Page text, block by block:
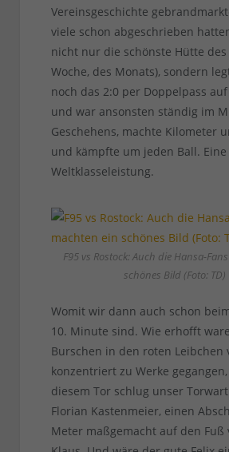
Vereinsgeschichte
viele schon abgeschrieben
nicht nur die schönste Hütte des
Woche, des Monats), sondern
noch das 2:0 per Doppelpass
und war ansonsten ständig im
Geschehens, machte Kilometer
und kämpfte um jeden Ball.
Weltklasseleistung.
F95 vs Rostock: Auch die Hansa-
schönes Bild (Foto: TD)
Womit wir dann auch schon
10. Minute sind. Wie erhofft
Burschen in den roten Leibchen
konzentriert zu Werke
diesem Tor schlug unser
Florian Kastenmeier, einen
Meter maßgemacht auf den Fuß